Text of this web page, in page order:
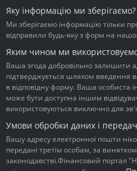
Яку інформацію ми зберігаємо?
Ми зберігаємо інформацію тільки
відправили будь-яку з форм на
Яким чином ми
Ваша згода добровільно залишити
підтверджується шляхом введення
в відповідну форму. Ваша особиста
може бути доступна іншим
використовуються виключно для
Умови обробки даних і
Вашу адресу електронної пошти
передані третім особам, за
законодавстві.Фінансовий портал